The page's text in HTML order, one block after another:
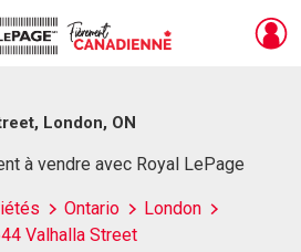
London, ON
à vendre avec Royal LePage
Ontario
London
Valhalla Street